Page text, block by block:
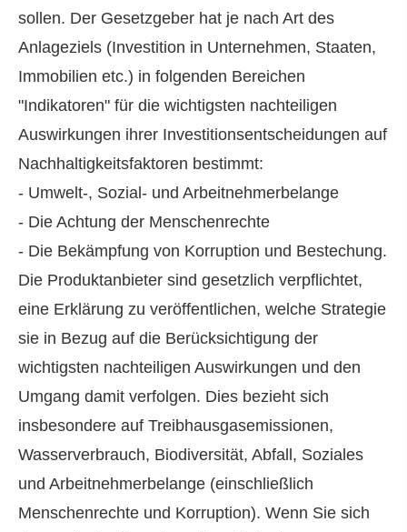
sollen. Der Gesetzgeber hat je nach Art des
Anlageziels (Investition in Unternehmen, Staaten,
Immobilien etc.) in folgenden Bereichen
"Indikatoren" für die wichtigsten nachteiligen
Auswirkungen ihrer Investitionsentscheidungen auf
Nachhaltigkeitsfaktoren bestimmt:
- Umwelt-, Sozial- und Arbeitnehmerbelange
- Die Achtung der Menschenrechte
- Die Bekämpfung von Korruption und Bestechung.
Die Produktanbieter sind gesetzlich verpflichtet,
eine Erklärung zu veröffentlichen, welche Strategie
sie in Bezug auf die Berücksichtigung der
wichtigsten nachteiligen Auswirkungen und den
Umgang damit verfolgen. Dies bezieht sich
insbesondere auf Treibhausgasemissionen,
Wasserverbrauch, Biodiversität, Abfall, Soziales
und Arbeitnehmerbelange (einschließlich
Menschenrechte und Korruption). Wenn Sie sich